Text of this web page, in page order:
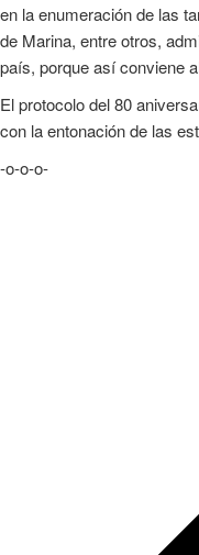
en la enumeración de las
de Marina, entre otros,
país, porque así conviene
El protocolo del 80
con la entonación de las
-o-o-o-